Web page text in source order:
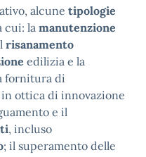
alcune tipologie
cui: lamanutenzione
risanamento
edilizia e la
fornitura di
ottica di innovazione
e il
, incluso
; il superamento delle